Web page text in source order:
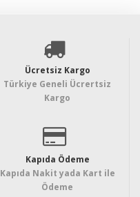
Ücretsiz Kargo
Türkiye Geneli Ücrertsiz
Kargo
Kapıda Ödeme
Kapıda Nakit yada Kart ile
Ödeme